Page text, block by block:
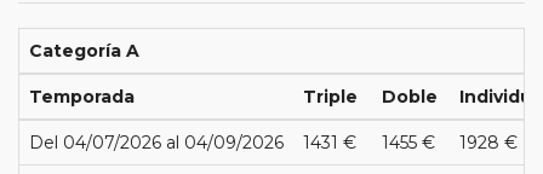
Categoría A
Temporada Triple Doble
Del 04/07/2026 al 04/09/2026 1431 € 1455 € 1928 €